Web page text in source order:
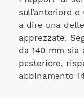
sull’anteriore
a dire una
apprezzate.
da 140 mm sia
posteriore,
abbinamento